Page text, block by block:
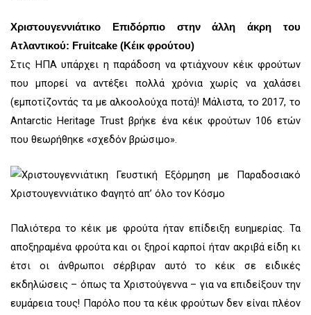
Χριστουγεννιάτικο Επιδόρπιο στην άλλη άκρη του
Ατλαντικού: Fruitcake (Κέικ φρούτου)
Στις ΗΠΑ υπάρχει η παράδοση να φτιάχνουν κέικ φρούτων
που μπορεί να αντέξει πολλά χρόνια χωρίς να χαλάσει
(εμποτίζοντάς τα με αλκοολούχα ποτά)! Μάλιστα, το 2017, το
Antarctic Heritage Trust βρήκε ένα κέικ φρούτων 106 ετών
που θεωρήθηκε «σχεδόν βρώσιμο».
Παλιότερα το κέικ με φρούτα ήταν επίδειξη ευημερίας. Τα
αποξηραμένα φρούτα και οι ξηροί καρποί ήταν ακριβά είδη κι
έτσι οι άνθρωποι σέρβιραν αυτό το κέικ σε ειδικές
εκδηλώσεις – όπως τα Χριστούγεννα – για να επιδείξουν την
ευμάρεια τους! Παρόλο που τα κέικ φρούτων δεν είναι πλέον